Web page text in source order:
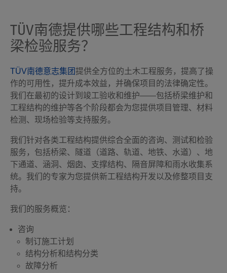
TÜV南德提供哪些工程结构和桥
梁检验服务？
TÜV南德意志集团提供全方位的土木工程服务，提高了操
作的可用性，提升成本效益，并确保项目的法律确定性。
我们在最初的设计到竣工验收和维护——包括桥梁维护和
工程结构的维护等各个阶段都会为您提供项目管理、材料
检测、现场检验等支持服务。
我们针对各类工程结构提供综合全面的咨询、测试和检验
服务，包括桥梁、隧道（道路、轨道、地铁、水道）、地
下通道、涵洞、烟囱、支撑结构、隔音屏障和雨水收集系
统。我们的专家为您提供新工程结构开发以及修整项目支
持。
我们的服务概览：
咨询
制订施工计划
结构分析和结构分类
故障分析